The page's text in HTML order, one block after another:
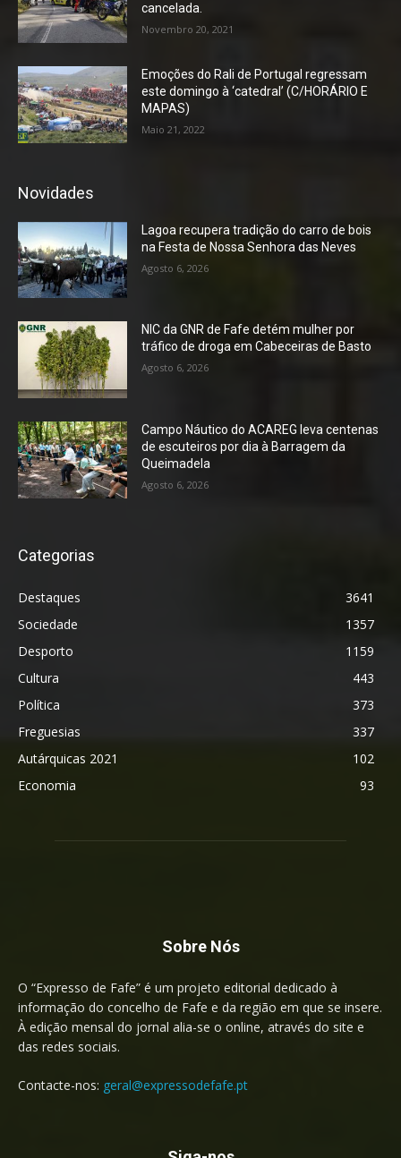
cancelada.
Novembro 20, 2021
Emoções do Rali de Portugal regressam
este domingo à ‘catedral’ (C/HORÁRIO E
MAPAS)
Maio 21, 2022
Novidades
Lagoa recupera tradição do carro de bois
na Festa de Nossa Senhora das Neves
Agosto 6, 2026
NIC da GNR de Fafe detém mulher por
tráfico de droga em Cabeceiras de Basto
Agosto 6, 2026
Campo Náutico do ACAREG leva centenas
de escuteiros por dia à Barragem da
Queimadela
Agosto 6, 2026
Categorias
Destaques
3641
Sociedade
1357
Desporto
1159
Cultura
443
Política
373
Freguesias
337
Autárquicas 2021
102
Economia
93
Sobre Nós
O “Expresso de Fafe” é um projeto editorial dedicado à
informação do concelho de Fafe e da região em que se insere.
À edição mensal do jornal alia-se o online, através do site e
das redes sociais.
Contacte-nos: geral@expressodefafe.pt